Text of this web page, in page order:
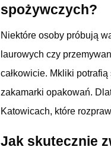
spożywczych?
Niektóre osoby próbują
laurowych czy
całkowicie. Mkliki
zakamarki opakowań.
Katowicach, które
Jak skutecznie